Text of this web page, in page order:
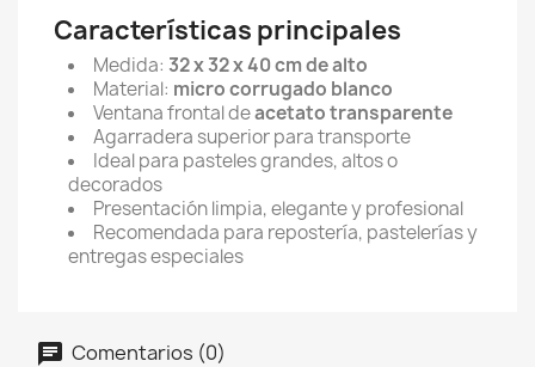
Características principales
Medida: 32 x 32 x 40 cm de alto
Material: micro corrugado blanco
Ventana frontal deacetato transparente
Agarradera superior para transporte
Ideal para pasteles grandes, altos o
decorados
Presentación limpia, elegante y profesional
Recomendada para repostería, pastelerías y
entregas especiales
Comentarios (0)